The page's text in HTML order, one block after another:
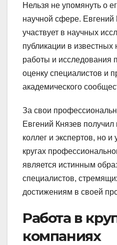
Нельзя не упомянуть о
научной сфере. Евгений
участвует в научных
публикации в
работы и исследования
оценку специалистов и
академического
За свои
Евгений Князев получил
коллег и экспертов, но
кругах
является истинным
специалистов,
достижениям в своей
Работа в
компаниях